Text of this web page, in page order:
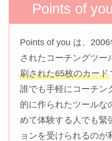
Points of
Points of you は、
されたコーチングツー
刷された65枚のカード
誰でも手軽にコーチン
的に作られたツールな
めて体験する人でも緊
ョンを受けられるのが